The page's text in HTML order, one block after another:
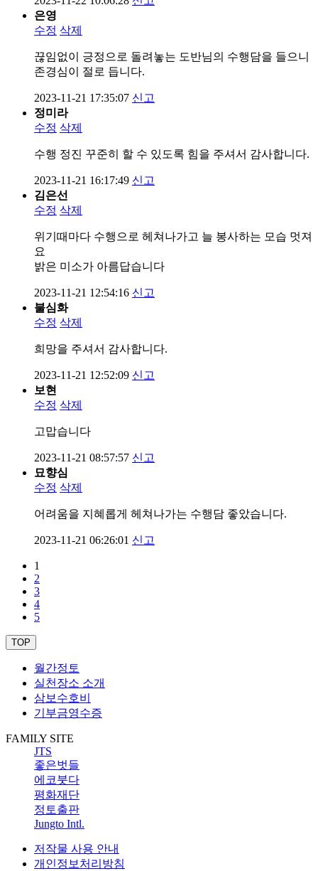
은영
수정 삭제
끊임없이 긍정으로 돌려놓는 도반님의 수행담을 들으니
존경심이 절로 듭니다.
2023-11-21 17:35:07 신고
정미라
수정 삭제
수행 정진 꾸준히 할 수 있도록 힘을 주셔서 감사합니다.
2023-11-21 16:17:49 신고
김은선
수정 삭제
위기때마다 수행으로 헤쳐나가고 늘 봉사하는 모습 멋져
요
밝은 미소가 아름답습니다
2023-11-21 12:54:16 신고
불심화
수정 삭제
희망을 주셔서 감사합니다.
2023-11-21 12:52:09 신고
보현
수정 삭제
고맙습니다
2023-11-21 08:57:57 신고
묘향심
수정 삭제
어려움을 지혜롭게 헤쳐나가는 수행담 좋았습니다.
2023-11-21 06:26:01 신고
1
2
3
4
5
TOP
월간정토
실천장소 소개
삼보수호비
기부금영수증
FAMILY SITE
JTS
좋은벗들
에코붓다
평화재단
정토출판
Jungto Intl.
저작물 사용 안내
개인정보처리방침